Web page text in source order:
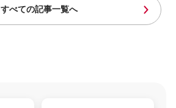
すべての記事一覧へ